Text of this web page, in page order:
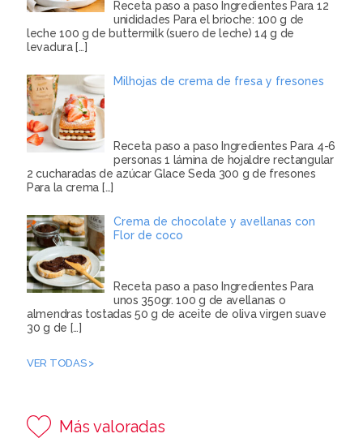
Receta paso a paso Ingredientes Para 12
unididades Para el brioche: 100 g de
leche 100 g de buttermilk (suero de leche) 14 g de
levadura[…]
Milhojas de crema de fresa y fresones
Receta paso a paso Ingredientes Para 4-6
personas 1 lámina de hojaldre rectangular
2 cucharadas de azúcar Glace Seda 300 g de fresones
Para la crema […]
Crema de chocolate y avellanas con
Flor de coco
Receta paso a paso Ingredientes Para
unos 350gr. 100 g de avellanas o
almendras tostadas 50 g de aceite de oliva virgen suave
30 g de […]
VER TODAS >
Más valoradas